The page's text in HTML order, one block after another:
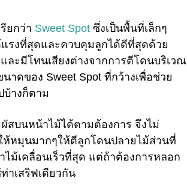
ยกว่า Sweet Spot ซึ่งเป็นพื้นที่เล็กๆ
แรงที่สุดและควบคุมลูกได้ดีที่สุดด้วย
ละมีโทนเสียงต่างจากการตีโดนบริเวณ
ดของ Sweet Spot ที่กว้างเพื่อช่วย
บ้างก็ตาม
สบนหน้าไม้ได้ตามต้องการ จึงไม่
ห้หมุนมากๆให้ตีลูกโดนปลายไม้ส่วนที่
ไม้เคลื่อนเร็วที่สุด แต่ถ้าต้องการหลอก
าเสริฟเดียวกัน